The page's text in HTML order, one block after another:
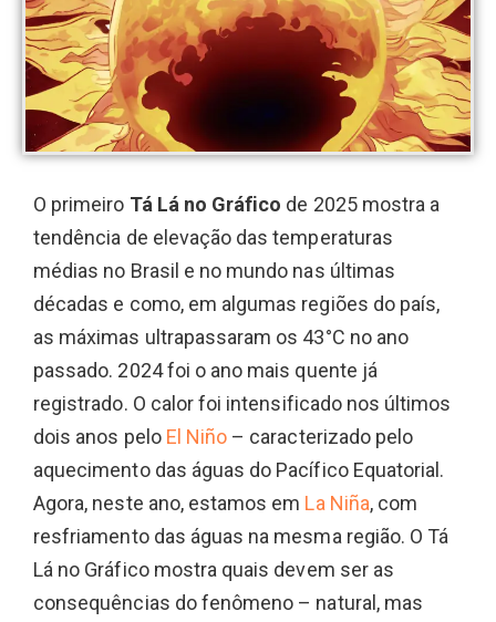
O primeiro Tá Lá no Gráfico de 2025 mostra a
tendência de elevação das temperaturas
médias no Brasil e no mundo nas últimas
décadas e como, em algumas regiões do país,
as máximas ultrapassaram os 43°C no ano
passado. 2024 foi o ano mais quente já
registrado. O calor foi intensificado nos últimos
dois anos pelo El Niño – caracterizado pelo
aquecimento das águas do Pacífico Equatorial.
Agora, neste ano, estamos em La Niña, com
resfriamento das águas na mesma região. O Tá
Lá no Gráfico mostra quais devem ser as
consequências do fenômeno – natural, mas